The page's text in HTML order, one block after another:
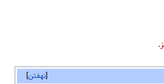
.
نهفتن